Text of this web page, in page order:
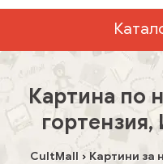
Картина по
гортензия,
CultMall Картини за